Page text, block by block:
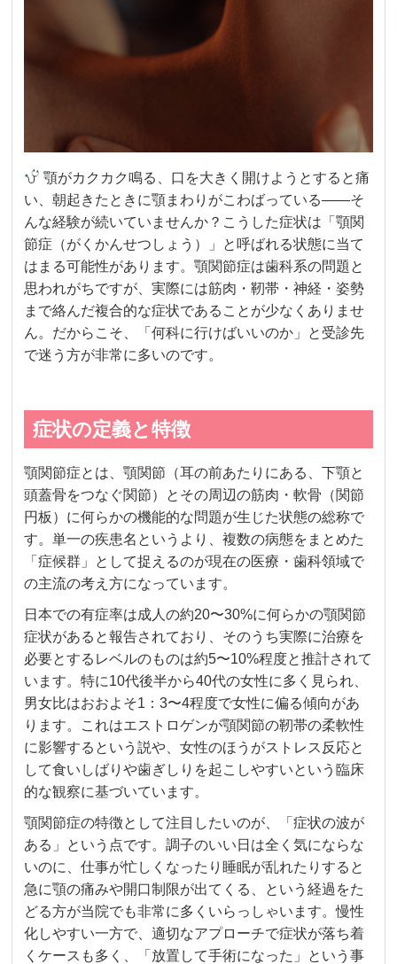
顎がカクカク鳴る、口を大きく開けようとすると痛
い、朝起きたときに顎まわりがこわばっている——そ
んな経験が続いていませんか？こうした症状は「顎関
節症（がくかんせつしょう）」と呼ばれる状態に当て
はまる可能性があります。顎関節症は歯科系の問題と
思われがちですが、実際には筋肉・靭帯・神経・姿勢
まで絡んだ複合的な症状であることが少なくありませ
ん。だからこそ、「何科に行けばいいのか」と受診先
で迷う方が非常に多いのです。
症状の定義と特徴
顎関節症とは、顎関節（耳の前あたりにある、下顎と
頭蓋骨をつなぐ関節）とその周辺の筋肉・軟骨（関節
円板）に何らかの機能的な問題が生じた状態の総称で
す。単一の疾患名というより、複数の病態をまとめた
「症候群」として捉えるのが現在の医療・歯科領域で
の主流の考え方になっています。
日本での有症率は成人の約20〜30%に何らかの顎関節
症状があると報告されており、そのうち実際に治療を
必要とするレベルのものは約5〜10%程度と推計されて
います。特に10代後半から40代の女性に多く見られ、
男女比はおおよそ1：3〜4程度で女性に偏る傾向があ
ります。これはエストロゲンが顎関節の靭帯の柔軟性
に影響するという説や、女性のほうがストレス反応と
して食いしばりや歯ぎしりを起こしやすいという臨床
的な観察に基づいています。
顎関節症の特徴として注目したいのが、「症状の波が
ある」という点です。調子のいい日は全く気にならな
いのに、仕事が忙しくなったり睡眠が乱れたりすると
急に顎の痛みや開口制限が出てくる、という経過をた
どる方が当院でも非常に多くいらっしゃいます。慢性
化しやすい一方で、適切なアプローチで症状が落ち着
くケースも多く、「放置して手術になった」という事